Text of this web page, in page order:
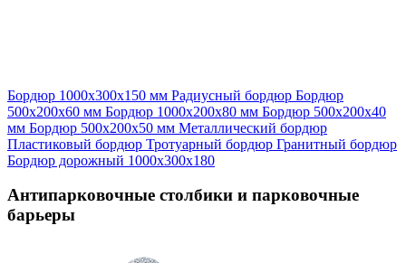
Бордюр 1000х300х150 мм Радиусный бордюр Бордюр
500х200х60 мм Бордюр 1000х200х80 мм Бордюр 500х200х40
мм Бордюр 500х200х50 мм Металлический бордюр
Пластиковый бордюр Тротуарный бордюр Гранитный бордюр
Бордюр дорожный 1000х300х180
Антипарковочные столбики и парковочные
барьеры